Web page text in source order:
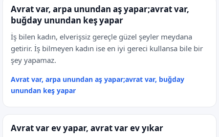
Avrat var, arpa unundan aş yapar;avrat var,
buğday unundan keş yapar
İş bilen kadın, elverişsiz gereçle güzel şeyler meydana
getirir. İş bilmeyen kadın ise en iyi gereci kullansa bile bir
şey yapamaz.
Avrat var, arpa unundan aş yapar;avrat var, buğday
unundan keş yapar
Avrat var ev yapar, avrat var ev yıkar